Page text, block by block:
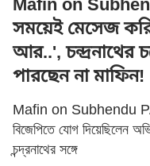
মাফিন!
Mafin on
সময়েই মেসেজ
আর..', চন্দ্রনাথের
পারছেন না মাফিন!
Mafin on Subhendu
বিজেপিতে যোগ দিয়েছিলেন
চন্দ্রনাথের সঙ্গে